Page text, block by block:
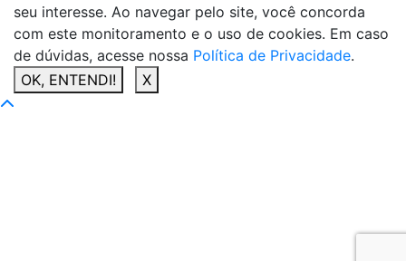
seu interesse. Ao navegar pelo site, você concorda
com este monitoramento e o uso de cookies. Em caso
de dúvidas, acesse nossa Política de Privacidade.
OK, ENTENDI!
X